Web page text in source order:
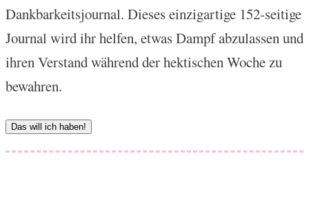
Dankbarkeitsjournal. Dieses einzigartige 152-seitige
Journal wird ihr helfen, etwas Dampf abzulassen und
ihren Verstand während der hektischen Woche zu
bewahren.
Das will ich haben!